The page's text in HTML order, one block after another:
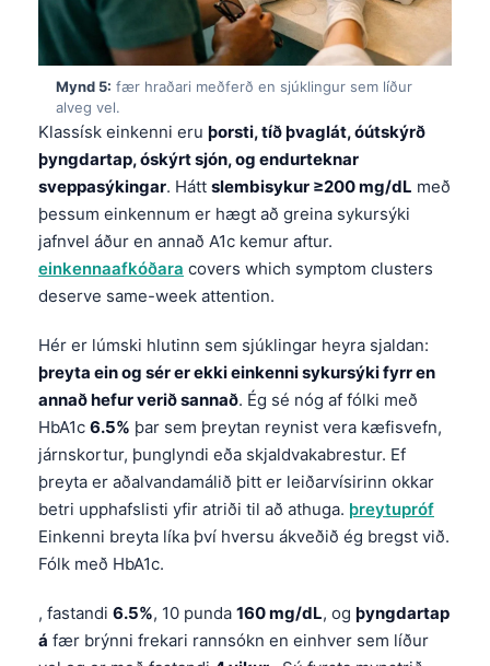
Mynd 5: fær hraðari meðferð en sjúklingur sem líður
alveg vel.
Klassísk einkenni eru þorsti, tíð þvaglát, óútskýrð
þyngdartap, óskýrt sjón, og endurteknar
sveppasýkingar. Hátt slembisykur ≥200 mg/dL með
þessum einkennum er hægt að greina sykursýki
jafnvel áður en annað A1c kemur aftur.
einkennaafkóðara covers which symptom clusters
deserve same-week attention.
Hér er lúmski hlutinn sem sjúklingar heyra sjaldan:
þreyta ein og sér er ekki einkenni sykursýki fyrr en
annað hefur verið sannað. Ég sé nóg af fólki með
HbA1c 6.5% þar sem þreytan reynist vera kæfisvefn,
járnskortur, þunglyndi eða skjaldvakabrestur. Ef
þreyta er aðalvandamálið þitt er leiðarvísirinn okkar
betri upphafslisti yfir atriði til að athuga. þreytupróf
Einkenni breyta líka því hversu ákveðið ég bregst við.
Fólk með HbA1c.
, fastandi 6.5%, 10 punda 160 mg/dL, og þyngdartap
á fær brýnni frekari rannsókn en einhver sem líður